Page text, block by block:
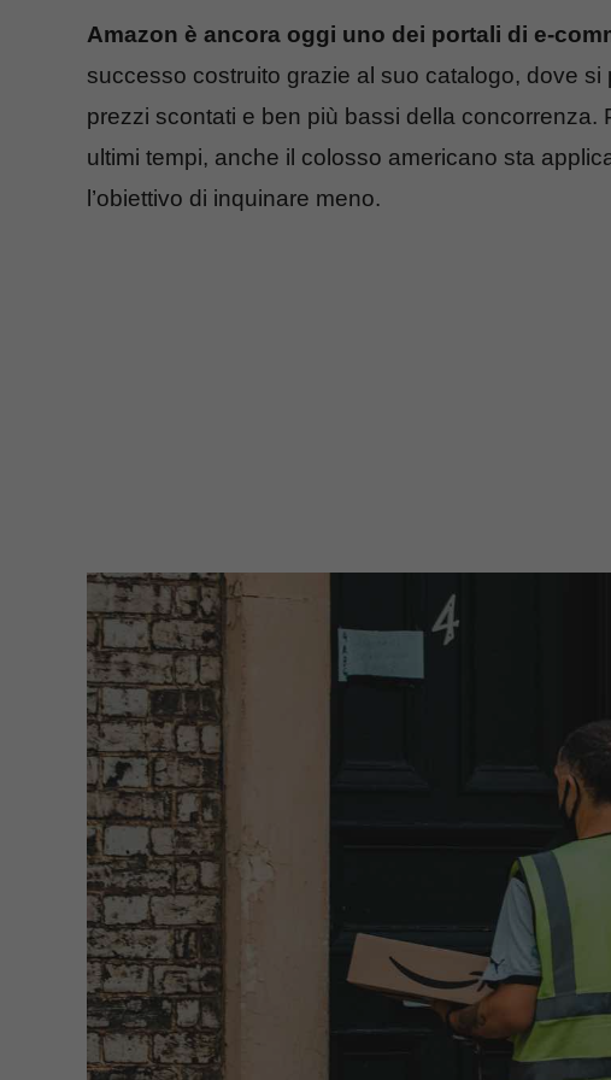
Amazon è ancora oggi uno dei portali di e-
successo costruito grazie al suo catalogo, dove
prezzi scontati e ben più bassi della concorrenza.
ultimi tempi, anche il colosso americano sta
l’obiettivo di inquinare meno.